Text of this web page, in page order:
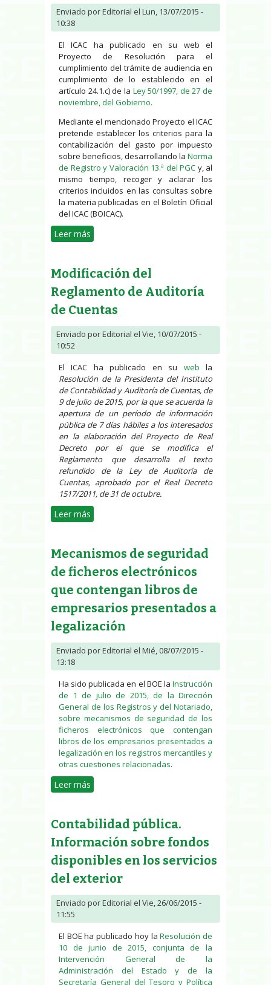
Enviado porEditorial el Lun, 13/07/2015 -
10:38
El ICAC ha publicado en su web el
Proyecto de Resolución para el
cumplimiento del trámite de audiencia en
cumplimiento de lo establecido en el
artículo 24.1.c) de la Ley 50/1997, de 27 de
noviembre, del Gobierno.
Mediante el mencionado Proyecto el ICAC
pretende establecer los criterios para la
contabilización del gasto por impuesto
sobre beneficios, desarrollando la Norma
de Registro y Valoración 13.ª del PGC y, al
mismo tiempo, recoger y aclarar los
criterios incluidos en las consultas sobre
la materia publicadas en el Boletín Oficial
del ICAC (BOICAC).
Leer más
elaboración de las cuentas
anuales para la contabilización del
impuesto sobre beneficios
Modificación del
Reglamento de Auditoría
de Cuentas
Enviado porEditorial el Vie, 10/07/2015 -
10:52
El ICAC ha publicado en su web la
Resolución de la Presidenta del Instituto
de Contabilidad y Auditoría de Cuentas, de
9 de julio de 2015, por la que se acuerda la
apertura de un período de información
pública de 7 días hábiles a los interesados
en la elaboración del Proyecto de Real
Decreto por el que se modifica el
Reglamento que desarrolla el texto
refundido de la Ley de Auditoría de
Cuentas, aprobado por el Real Decreto
1517/2011, de 31 de octubre.
Leer más
Mecanismos de seguridad
de ficheros electrónicos
que contengan libros de
empresarios presentados a
legalización
Enviado porEditorial el Mié, 08/07/2015 -
13:18
Ha sido publicada en el BOE la Instrucción
de 1 de julio de 2015, de la Dirección
General de los Registros y del Notariado,
sobre mecanismos de seguridad de los
ficheros electrónicos que contengan
libros de los empresarios presentados a
legalización en los registros mercantiles y
otras cuestiones relacionadas.
Leer más
presentados a legalización
Contabilidad pública.
Información sobre fondos
disponibles en los servicios
del exterior
Enviado porEditorial el Vie, 26/06/2015 -
11:55
El BOE ha publicado hoy laResolución de
10 de junio de 2015, conjunta de la
Intervención General de la
Administración del Estado y de la
Secretaría General del Tesoro y Política